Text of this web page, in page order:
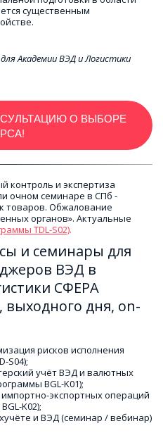
существенным
Академии ВЭД и Логистики
О ВЫБОРЕ
контроль и экспертиза
очном семинаре в СПб -
товаров. Обжалование
органов». Актуальные
TDL-S02).
и семинары для
ВЭД в
СФЕРА
дня, on-
рисков исполнения
S04);
учёт ВЭД и валютных
BGL-K01);
экспортных операций
K02);
и ВЭД (семинар / вебинар)